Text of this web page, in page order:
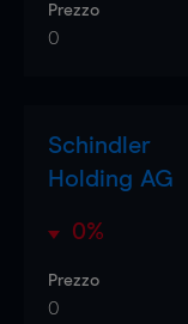
Prezzo
0
Schindler
Holding AG
0%
Prezzo
0